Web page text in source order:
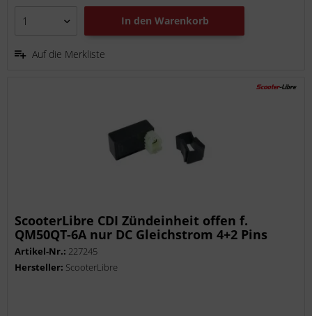
In den Warenkorb
Auf die Merkliste
ScooterLibre CDI Zündeinheit offen f.
QM50QT-6A nur DC Gleichstrom 4+2 Pins
227245
Artikel-Nr.: 227245
Hersteller: ScooterLibre